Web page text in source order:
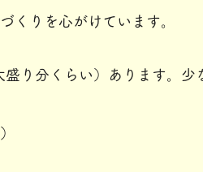
くりを心がけています。
り分くらい）あります。少